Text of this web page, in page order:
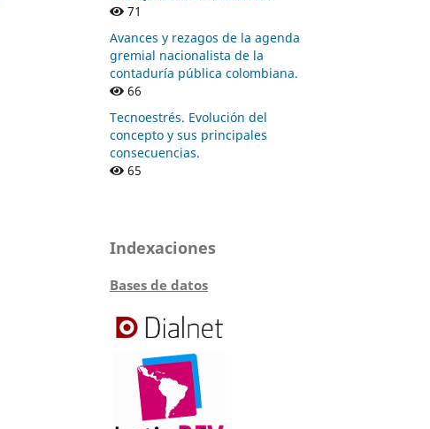
71
Avances y rezagos de la agenda
gremial nacionalista de la
contaduría pública colombiana.
66
Tecnoestrés. Evolución del
concepto y sus principales
consecuencias.
65
Indexaciones
Bases de datos